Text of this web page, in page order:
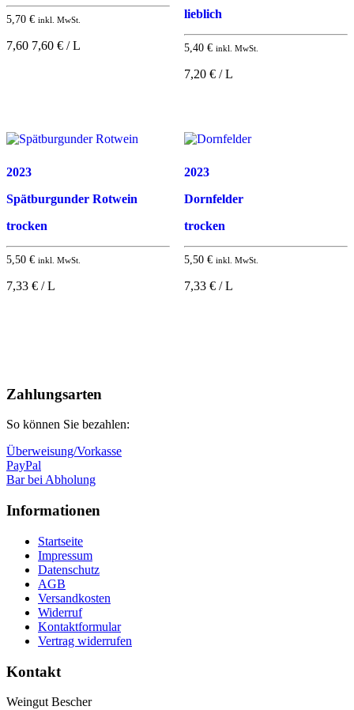
5,70 € inkl. MwSt.
7,60 7,60 € / L
lieblich
5,40 € inkl. MwSt.
7,20 € / L
2023
Spätburgunder Rotwein
trocken
5,50 € inkl. MwSt.
7,33 € / L
2023
Dornfelder
trocken
5,50 € inkl. MwSt.
7,33 € / L
oben
Zahlungsarten
So können Sie bezahlen:
Überweisung/Vorkasse
PayPal
Bar bei Abholung
Informationen
Startseite
Impressum
Datenschutz
AGB
Versandkosten
Widerruf
Kontaktformular
Vertrag widerrufen
Kontakt
Weingut Bescher